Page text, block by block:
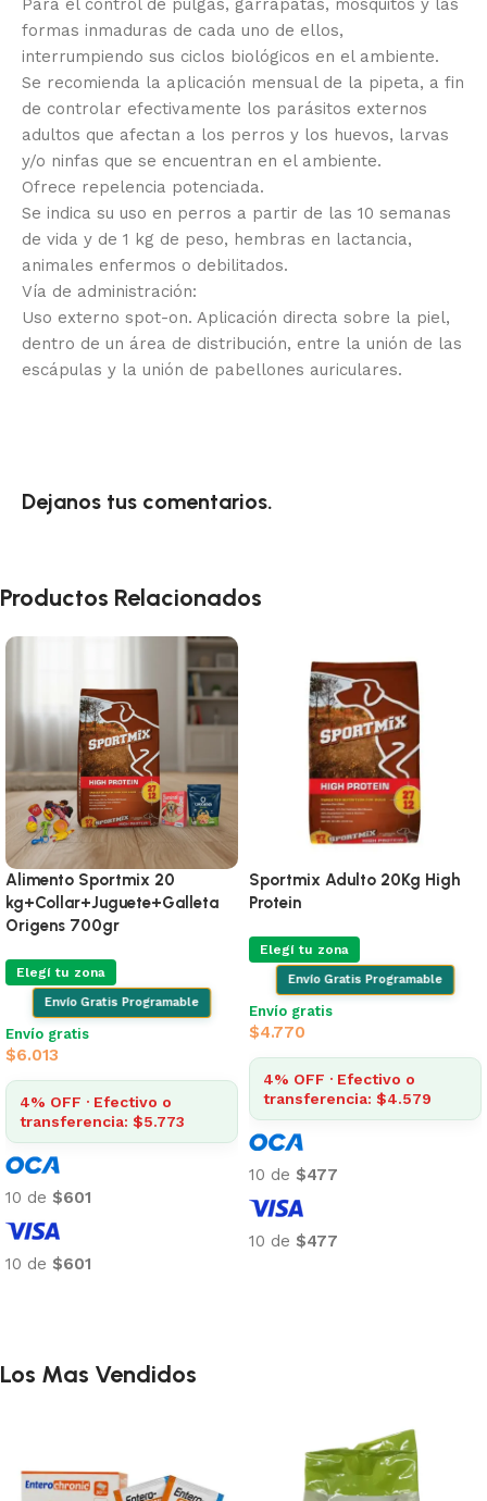
Para el control de pulgas, garrapatas, mosquitos y las
formas inmaduras de cada uno de ellos,
interrumpiendo sus ciclos biológicos en el ambiente.
Se recomienda la aplicación mensual de la pipeta, a fin
de controlar efectivamente los parásitos externos
adultos que afectan a los perros y los huevos, larvas
y/o ninfas que se encuentran en el ambiente.
Ofrece repelencia potenciada.
Se indica su uso en perros a partir de las 10 semanas
de vida y de 1 kg de peso, hembras en lactancia,
animales enfermos o debilitados.
Vía de administración:
Uso externo spot-on. Aplicación directa sobre la piel,
dentro de un área de distribución, entre la unión de las
escápulas y la unión de pabellones auriculares.
Dejanos tus comentarios.
Productos Relacionados
Alimento Sportmix 20
kg+Collar+Juguete+Galleta
Origens 700gr
Elegí tu zona
Envío Gratis Programable
Envío gratis
$6.013
4% OFF · Efectivo o
transferencia: $5.773
10 de $601
10 de $601
Sportmix Adulto 20Kg High
Protein
Elegí tu zona
Envío Gratis Programable
Envío gratis
$4.770
4% OFF · Efectivo o
transferencia: $4.579
10 de $477
10 de $477
Los Mas Vendidos